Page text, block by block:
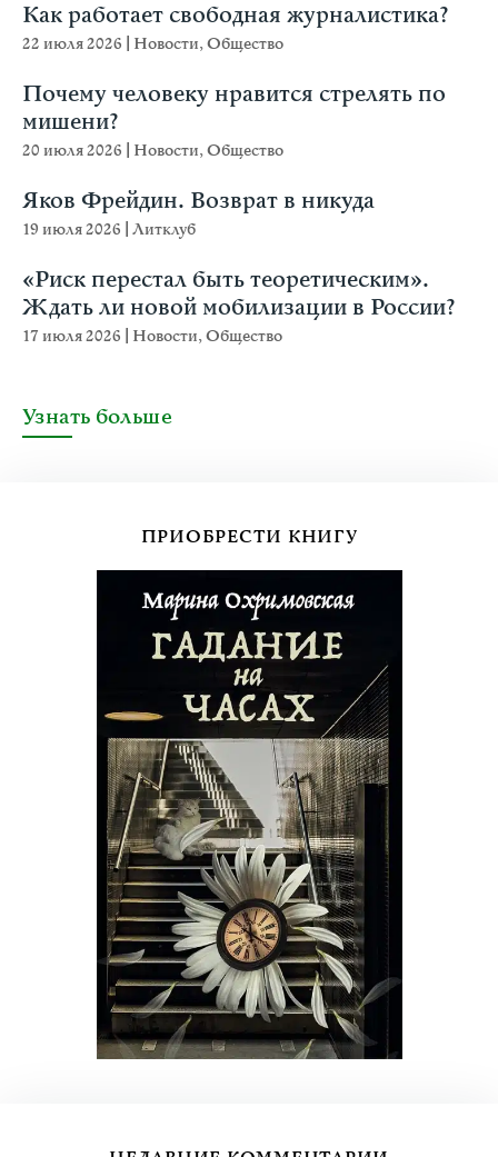
Как работает свободная журналистика?
22 июля 2026 Новости,Общество
Почему человеку нравится стрелять по
мишени?
20 июля 2026 Новости,Общество
Яков Фрейдин. Возврат в никуда
19 июля 2026 Литклуб
«Риск перестал быть теоретическим».
Ждать ли новой мобилизации в России?
17 июля 2026 Новости,Общество
Узнать больше
ПРИОБРЕСТИ КНИГУ